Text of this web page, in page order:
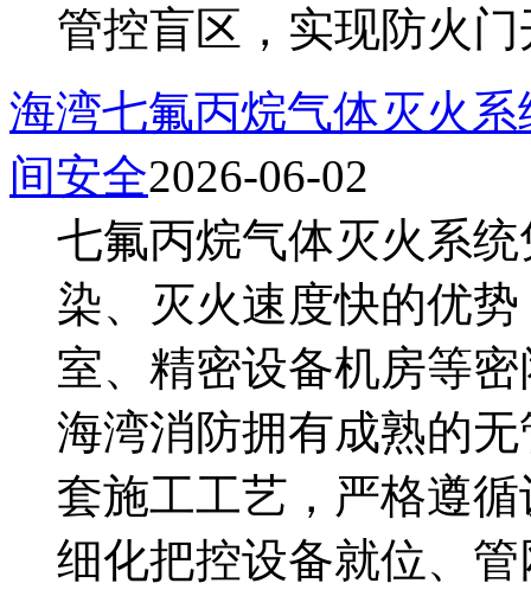
管控盲区，实现防火门
海湾七氟丙烷气体灭火
间安全2026-06-02
七氟丙烷气体灭火系
染、灭火速度快的优
室、精密设备机房等
海湾消防拥有成熟的
套施工工艺，严格遵
细化把控设备就位、